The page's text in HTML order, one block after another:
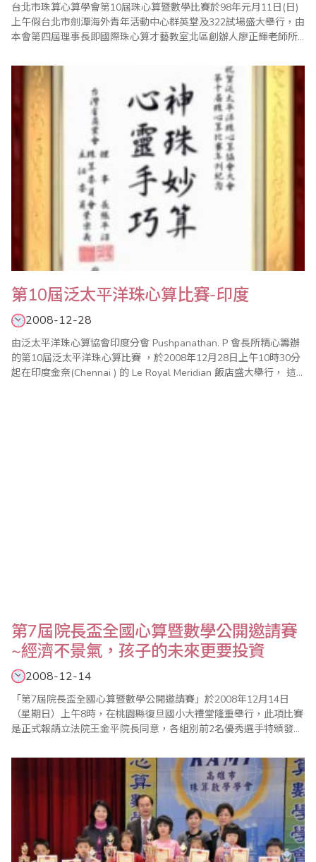
台北市珠算心算學會第10屆珠心算暨數學比賽於98年元月11日(日)
上午假台北市劍潭海外青年活動中心群英堂及322試場盛大舉行，由
本會第四屆理事長即國際珠心算才藝教室北區創辦人廖正輝老師所
及台灣省商業會的各項支援及協助。 本屆比賽打破傳統，不將數學
成績納入珠心算總分，而是將珠心算及數學獨立合計，分別敘獎，
頗能增加該科目之專業性，..
第10屆泛太平洋珠心算比賽-印度
2008-12-28
由泛太平洋珠心算協會印度分會 Pushpanathan. P 會長所精心籌辦
的第10屆泛太平洋珠心算比賽 ，於2008年12月28日上午10時30分
起在印度金奈(Chennai ) 的 Le Royal Meridian 飯店盛大舉行， 這
第7屆院長盃全國心算暨數學公開邀請賽
~經濟不景氣，孩子的未來更要投資
2008-12-14
「第7屆院長盃全國心算暨數學公開邀請賽」於2008年12月14日
（星期日）上午8時，在桃園縣復旦國小大禮堂隆重舉行，此項比賽
是正式報請立法院王金平院長同意，各組別前2名優秀選手特頒發獎
皆獲好評，今年有來自國內六百餘人及香港選手參加，這是對主辦
單位「桃園縣多元教育發展協會」及大會工作人員最值得肯定的地
方，並有來自加拿大、泰國、澳洲、新加坡、馬..